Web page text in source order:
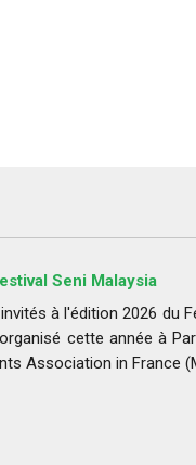
Seni Malaysia
à l'édition 2026 du
cette année à
Association in France